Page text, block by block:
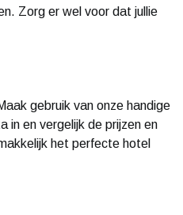
Zorg er wel voor dat jullie
gebruik van onze handige
in en vergelijk de prijzen en
het perfecte hotel